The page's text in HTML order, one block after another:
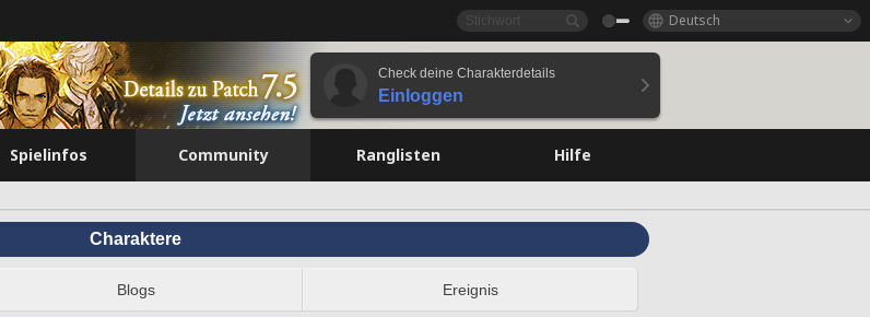
Deutsch
Check deine Charakterdetails
Einloggen
Spielinfos Community Ranglisten Hilfe
Charaktere
Blogs Ereignis